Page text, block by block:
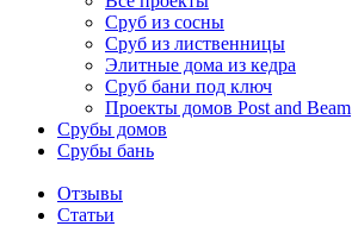
Сруб из сосны
Сруб из лиственницы
Элитные дома из кедра
Сруб бани под ключ
Проекты домов Post and Beam
Срубы домов
Срубы бань
Отзывы
Статьи